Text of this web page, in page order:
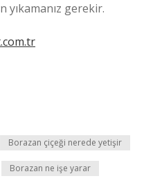
yıkamanız gerekir.
Borazan çiçeği nerede yetişir
Borazan ne işe yarar